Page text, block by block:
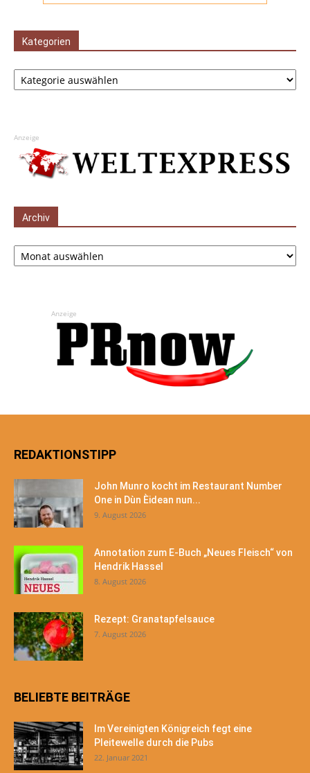
Kategorien
Kategorien
Anzeige
Archiv
Archiv
Anzeige
REDAKTIONSTIPP
John Munro kocht im Restaurant Number
One in Dùn Èidean nun...
9. August 2026
Annotation zum E-Buch „Neues Fleisch“ von
Hendrik Hassel
8. August 2026
Rezept: Granatapfelsauce
7. August 2026
BELIEBTE BEITRÄGE
Im Vereinigten Königreich fegt eine
Pleitewelle durch die Pubs
22. Januar 2021